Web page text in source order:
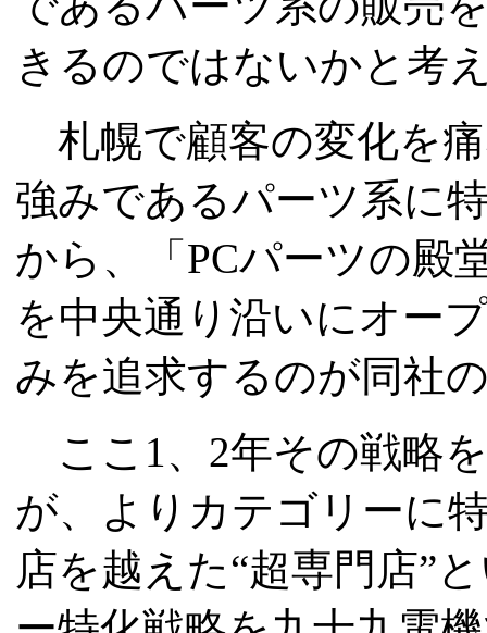
きるのではないかと考
札幌で顧客の変化を
強みであるパーツ系に
から、「PCパーツの殿
を中央通り沿いにオー
みを追求するのが同社
ここ1、2年その戦略
が、よりカテゴリーに
店を越えた“超専門店”